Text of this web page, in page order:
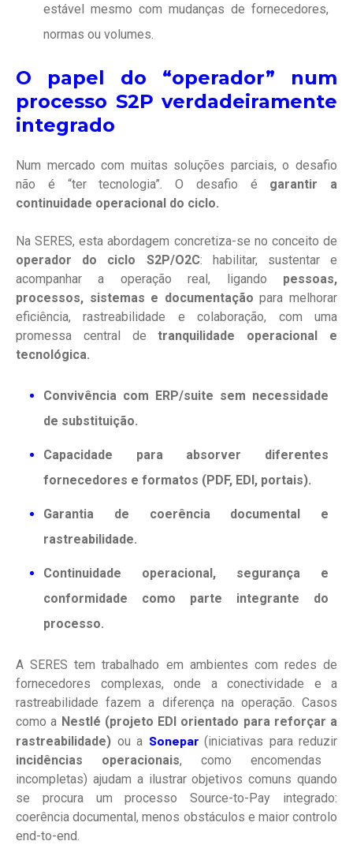
estável mesmo com mudanças de fornecedores,
normas ou volumes.
O papel do “operador” num
processo S2P verdadeiramente
integrado
Num mercado com muitas soluções parciais, o desafio
não é “ter tecnologia”. O desafio é garantir a
continuidade operacional do ciclo.
Na SERES, esta abordagem concretiza-se no conceito de
operador do ciclo S2P/O2C: habilitar, sustentar e
acompanhar a operação real, ligando pessoas,
processos, sistemas e documentação para melhorar
eficiência, rastreabilidade e colaboração, com uma
promessa central detranquilidade operacional e
tecnológica.
Convivência com ERP/suite sem necessidade
de substituição.
Capacidade para absorver diferentes
fornecedores e formatos (PDF, EDI, portais).
Garantia de coerência documental e
rastreabilidade.
Continuidade operacional, segurança e
conformidade como parte integrante do
processo.
A SERES tem trabalhado em ambientes com redes de
fornecedores complexas, onde a conectividade e a
rastreabilidade fazem a diferença na operação. Casos
como a Nestlé (projeto EDI orientado para reforçar a
rastreabilidade) ou a Sonepar(iniciativas para reduzir
incidências operacionais, como encomendas
incompletas) ajudam a ilustrar objetivos comuns quando
se procura um processo Source-to-Pay integrado:
coerência documental, menos obstáculos e maior controlo
end-to-end.